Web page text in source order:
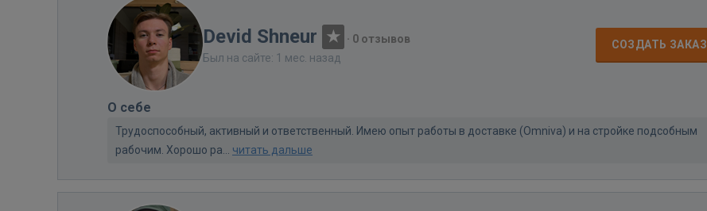
Devid Shneur · 0 отзывов
Был на сайте: 1 мес. назад
СОЗДАТЬ ЗАКАЗ
О себе
Трудоспособный, активный и ответственный. Имею опыт работы в доставке (Omniva) и на стройке подсобным
рабочим. Хорошо ра... читать дальше